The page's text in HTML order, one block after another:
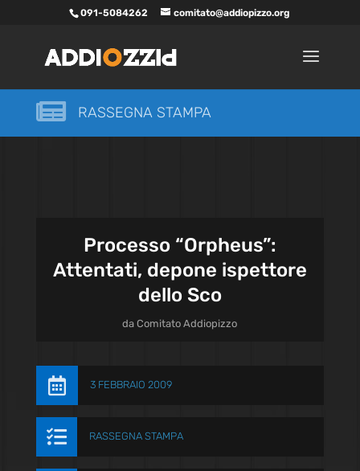
091-5084262 comitato@addiopizzo.org
 RASSEGNA STAMPA
Processo “Orpheus”:
Attentati, depone ispettore
dello Sco
daComitato Addiopizzo
 3 FEBBRAIO 2009
 RASSEGNA STAMPA